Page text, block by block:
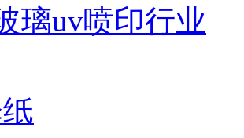
璃uv喷印行业